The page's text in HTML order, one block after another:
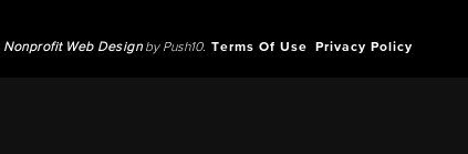
Nonprofit Web Designby Push10. Terms Of Use Privacy Policy